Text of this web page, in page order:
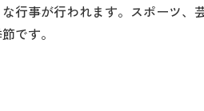
行事が行われます。スポーツ、
です。